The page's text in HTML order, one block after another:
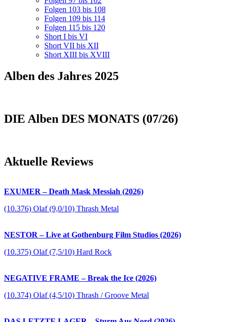
Folgen 103 bis 108
Folgen 109 bis 114
Folgen 115 bis 120
Short I bis VI
Short VII bis XII
Short XIII bis XVIII
Alben des Jahres 2025
DIE Alben DES MONATS (07/26)
Aktuelle Reviews
EXUMER – Death Mask Messiah (2026)
(10.376) Olaf (9,0/10) Thrash Metal
NESTOR – Live at Gothenburg Film Studios (2026)
(10.375) Olaf (7,5/10) Hard Rock
NEGATIVE FRAME – Break the Ice (2026)
(10.374) Olaf (4,5/10) Thrash / Groove Metal